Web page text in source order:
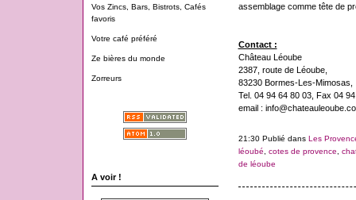
Vos Zincs, Bars, Bistrots, Cafés
favoris
Votre café préféré
Ze bières du monde
Zorreurs
A voir !
assemblage comme tête de
Contact :
Château Léoube
2387, route de Léoube,
83230 Bormes-Les-Mimosas,
Tel. 04 94 64 80 03, Fax 04
email :
21:30 Publié dans Les
léoubé
cotes de provence
de léoube